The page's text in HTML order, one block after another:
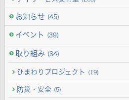
お知らせ (45)
イベント (39)
取り組み (34)
ひまわりプロジェクト (19)
防災・安全 (5)